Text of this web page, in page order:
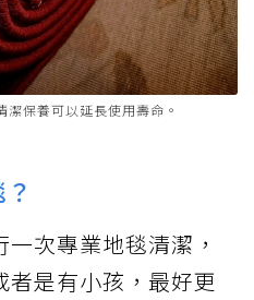
保養可以延長使用壽命。
次專業地毯清潔，
者是有小孩，最好更